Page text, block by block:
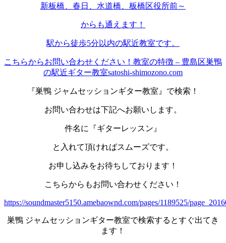
新板橋、春日、水道橋、板橋区役所前～
からも通えます！
駅から徒歩5分以内の駅近教室です。
こちらからお問い合わせください！ 教室の特徴 – 豊島区巣鴨
の駅近ギター教室satoshi-shimozono.com
『巣鴨 ジャムセッションギター教室』で検索！
お問い合わせは下記へお願いします。
件名に『ギターレッスン』
と入れて頂ければスムーズです。
お申し込みをお待ちしております！
こちらからもお問い合わせください！
https://soundmaster5150.amebaownd.com/pages/1189525/
巣鴨 ジャムセッションギター教室で検索するとすぐ出てき
ます！